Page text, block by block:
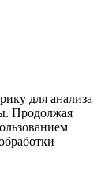
для анализа
Продолжая